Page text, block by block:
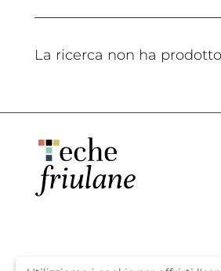
La ricerca non ha